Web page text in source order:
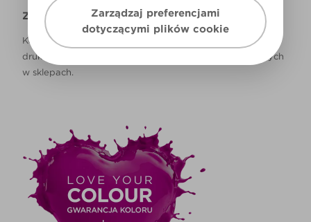
Zarządzaj preferencjami
dotyczącymi plików cookie
Zastrzeżenie
Kolory, które są widoczne na monitorze i/lub kolory
drukowane, mogą się różnić od rzeczywistych, dostępnych
w sklepach.